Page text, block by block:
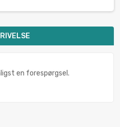
en forespørgsel.